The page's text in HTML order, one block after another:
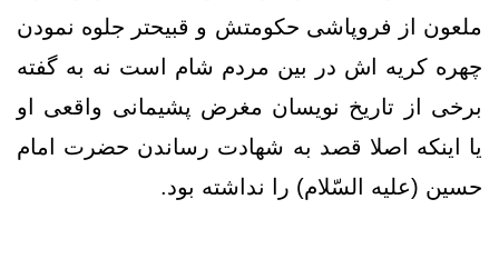
ملعون از فروپاشی حکومتش و قبیحتر جلوه نمودن
چهره کریه اش در بین مردم شام است نه به گفته
برخی از تاریخ نویسان مغرض پشیمانی واقعی او
یا اینکه اصلا قصد به شهادت رساندن حضرت امام
حسین (علیه السّلام) را نداشته بود.